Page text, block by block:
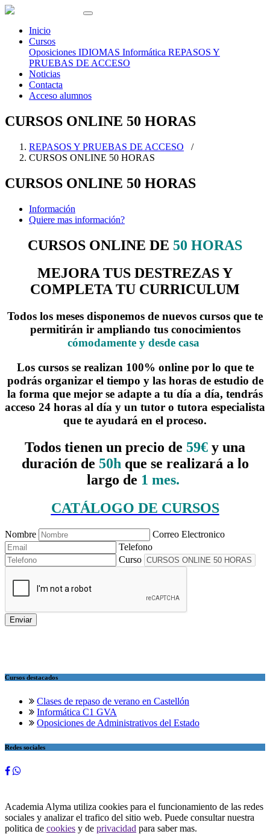
Inicio
Cursos
Oposiciones IDIOMAS Informática REPASOS Y
PRUEBAS DE ACCESO
Noticias
Contacta
Acceso alumnos
CURSOS ONLINE 50 HORAS
REPASOS Y PRUEBAS DE ACCESO /
CURSOS ONLINE 50 HORAS
CURSOS ONLINE 50 HORAS
Información
Quiere mas información?
CURSOS ONLINE DE 50 HORAS
MEJORA TUS DESTREZAS Y
COMPLETA TU CURRICULUM
Todos los meses disponemos de nuevos cursos que te
permitirán ir ampliando tus conocimientos
cómodamente y desde casa
Los cursos se realizan 100% online por lo que te
podrás organizar el tiempo y las horas de estudio de
la forma que mejor se adapte a tu día a día, tendrás
acceso 24 horas al día y un tutor o tutora especialista
que te ayudará en el proceso.
Todos tienen un precio de 59€ y una
duración de 50h que se realizará a lo
largo de 1 mes.
CATÁLOGO DE CURSOS
Nombre
Correo Electronico
Telefono
Curso
Cursos destacados
Clases de repaso de verano en Castellón
Informática C1 GVA
Oposiciones de Administrativos del Estado
Redes sociales
Academia Alyma utiliza cookies para el funcionamiento de las redes
sociales y analizar el trafico del sitio web. Puede consultar nuestra
politica de cookies y de privacidad para saber mas.